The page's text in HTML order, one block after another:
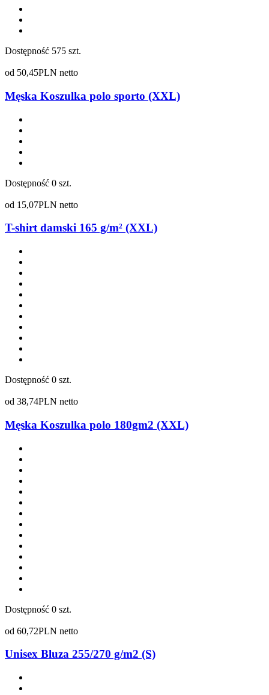
Dostępność 575 szt.
od 50,45PLN netto
Męska Koszulka polo sporto (XXL)
Dostępność 0 szt.
od 15,07PLN netto
T-shirt damski 165 g/m² (XXL)
Dostępność 0 szt.
od 38,74PLN netto
Męska Koszulka polo 180gm2 (XXL)
Dostępność 0 szt.
od 60,72PLN netto
Unisex Bluza 255/270 g/m2 (S)